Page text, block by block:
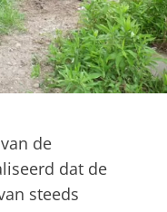
de
dat de
steeds